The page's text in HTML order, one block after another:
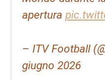
apertura
– ITV Football
giugno 2026